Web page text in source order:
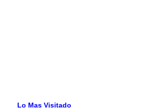
Lo Mas Visitado